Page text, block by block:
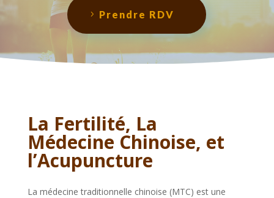
Prendre RDV
La Fertilité, La
Médecine Chinoise, et
l’Acupuncture
La médecine traditionnelle chinoise (MTC) est une